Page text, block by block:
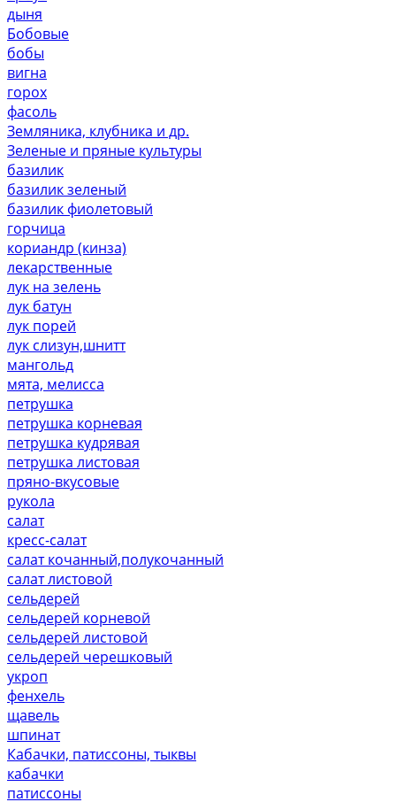
дыня
Бобовые
бобы
вигна
горох
фасоль
Земляника, клубника и др.
Зеленые и пряные культуры
базилик
базилик зеленый
базилик фиолетовый
горчица
кориандр (кинза)
лекарственные
лук на зелень
лук батун
лук порей
лук слизун,шнитт
мангольд
мята, мелисса
петрушка
петрушка корневая
петрушка кудрявая
петрушка листовая
пряно-вкусовые
рукола
салат
кресс-салат
салат кочанный,полукочанный
салат листовой
сельдерей
сельдерей корневой
сельдерей листовой
сельдерей черешковый
укроп
фенхель
щавель
шпинат
Кабачки, патиссоны, тыквы
кабачки
патиссоны